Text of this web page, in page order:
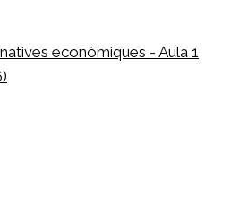
econòmiques - Aula 1